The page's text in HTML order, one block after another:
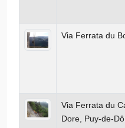
Via Ferrata du
Via Ferrata du
Dore, Puy-de-